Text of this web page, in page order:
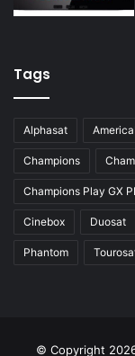
Azfox
Azsat
Azsky
Tags
Alphasat
Champions
Champions Play GX
Cinebox Duosat
Phantom
© Copyright